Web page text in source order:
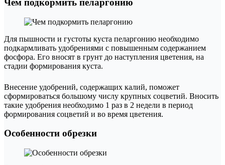
Чем подкормить пеларгонию
Для пышности и густоты куста пеларгонию необходимо
подкармливать удобрениями с повышенным содержанием
фосфора. Его вносят в грунт до наступления цветения, на
стадии формирования куста.
Внесение удобрений, содержащих калий, поможет
сформироваться большому числу крупных соцветий. Вносить
такие удобрения необходимо 1 раз в 2 недели в период
формирования соцветий и во время цветения.
Особенности обрезки